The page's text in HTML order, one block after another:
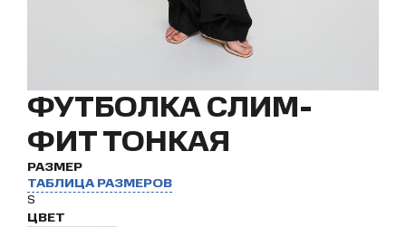
ФУТБОЛКА СЛИМ-
ФИТ ТОНКАЯ
РАЗМЕР
ТАБЛИЦА РАЗМЕРОВ
S
ЦВЕТ